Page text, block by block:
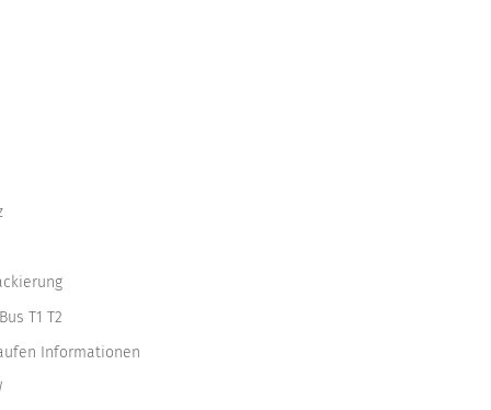
T1 T2
Informationen